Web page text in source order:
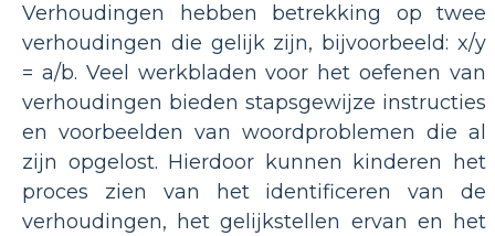
Verhoudingen hebben betrekking op twee
verhoudingen die gelijk zijn, bijvoorbeeld: x/y
= a/b. Veel werkbladen voor het oefenen van
verhoudingen bieden stapsgewijze instructies
en voorbeelden van woordproblemen die al
zijn opgelost. Hierdoor kunnen kinderen het
proces zien van het identificeren van de
verhoudingen, het gelijkstellen ervan en het